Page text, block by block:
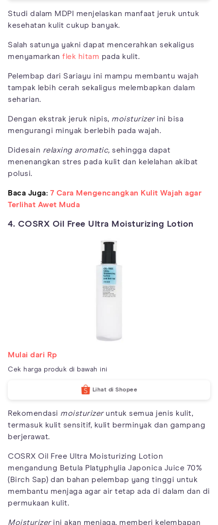
Studi dalam MDPI menjelaskan manfaat jeruk untuk
kesehatan kulit cukup banyak.
Salah satunya yakni dapat mencerahkan sekaligus
menyamarkan flek hitam pada kulit.
Pelembap dari Sariayu ini mampu membantu wajah
tampak lebih cerah sekaligus melembapkan dalam
seharian.
Dengan ekstrak jeruk nipis, moisturizerini bisa
mengurangi minyak berlebih pada wajah.
Didesain relaxing aromatic, sehingga dapat
menenangkan stres pada kulit dan kelelahan akibat
polusi.
Baca Juga: 7 Cara Mengencangkan Kulit Wajah agar
Terlihat Awet Muda
4. COSRX Oil Free Ultra Moisturizing Lotion
Mulai dari Rp
Cek harga produk di bawah ini
Lihat di Shopee
Rekomendasi moisturizeruntuk semua jenis kulit,
termasuk kulit sensitif, kulit berminyak dan gampang
berjerawat.
COSRX Oil Free Ultra Moisturizing Lotion
mengandung Betula Platyphylia Japonica Juice 70%
(Birch Sap) dan bahan pelembap yang tinggi untuk
membantu menjaga agar air tetap ada di dalam dan di
permukaan kulit.
Moisturizerini akan menjaga, memberi kelembapan